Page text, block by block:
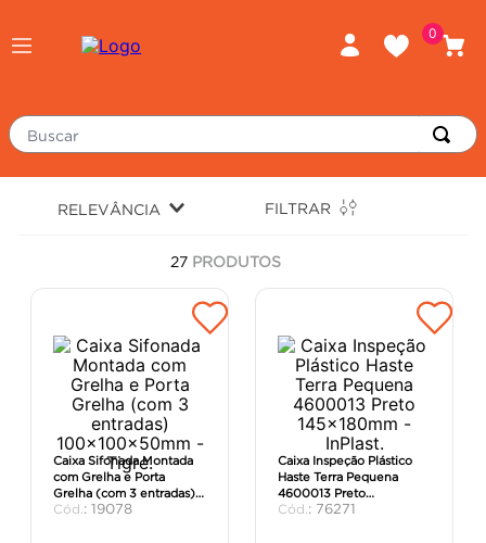
0
Buscar
RELEVÂNCIA FILTRAR
27 PRODUTOS
Caixa Sifonada Montada
com Grelha e Porta
Grelha (com 3 entradas)
100x100x50mm - Tigre.
: 19078
Caixa Inspeção Plástico
Haste Terra Pequena
4600013 Preto
145x180mm - InPlast.
: 76271
tinta
massa corrida
chuveiro
argamassa
º porta